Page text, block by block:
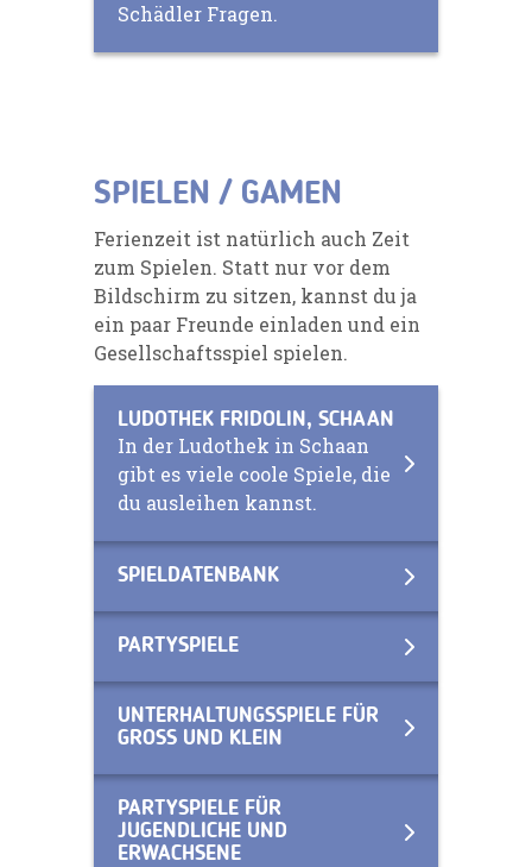
Schädler Fragen.
SPIELEN / GAMEN
Ferienzeit ist natürlich auch Zeit
zum Spielen. Statt nur vor dem
Bildschirm zu sitzen, kannst du ja
ein paar Freunde einladen und ein
Gesellschaftsspiel spielen.
LUDOTHEK FRIDOLIN, SCHAAN
In der Ludothek in Schaan
gibt es viele coole Spiele, die
du ausleihen kannst.
SPIELDATENBANK
PARTYSPIELE
UNTERHALTUNGSSPIELE FÜR
GROSS UND KLEIN
PARTYSPIELE FÜR
JUGENDLICHE UND
ERWACHSENE